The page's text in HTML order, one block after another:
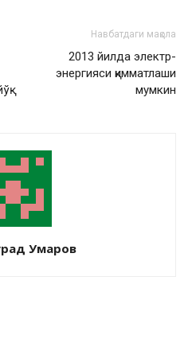
Навбатдаги мақола
2013 йилда электр-
энергияси қимматлаши
мумкин
Умаров